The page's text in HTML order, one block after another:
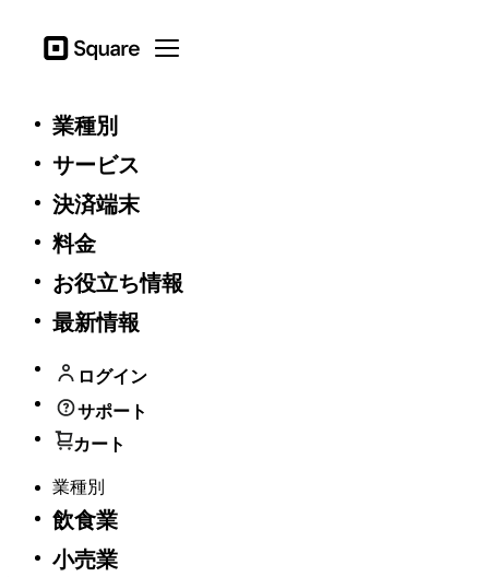
Square Open menu
業種別
サービス
決済端末
料金
お役立ち情報
最新情報
ログイン
サポート
カート
業種別
飲食業
小売業
Square契約書利用規約
本条件は、加盟店さまによるSquare契約書のご利用に際し適
用されます。本条件は、
界の専門的アドバイザーでもありません。加盟店さまが
の作成を行なったり、法律アドバイスを提供するものではな
く、弁護士と依頼者の関係が成立するものではありません。
Squareは、加盟店さまが提供される情報の法的な正確性また
は十分性について、審査を行うものではございません。
て、それらが加盟店さまの目的に適合していること、または
各契約条項の強制執行可能性について、いかなるアドバイ
ス、主張または保証も行いません。具体的な契約条件につい
て法的助言が必要である場合、または条件の適用性、有効